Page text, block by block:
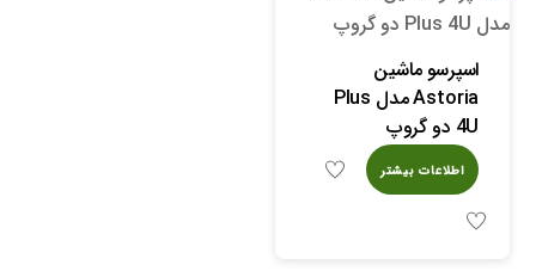
اسپرسو ماشین
Astoria مدل Plus
4U دو گروپ
اطلاعات بیشتر